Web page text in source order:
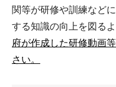
関等が研修や訓練など
する知識の向上を図る
府が作成した研修動画
さい。